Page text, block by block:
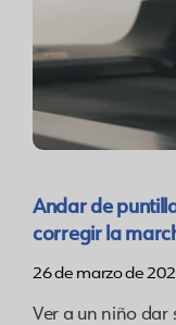
Andar de
corregir la
26 de marzo de
Ver a un niño dar